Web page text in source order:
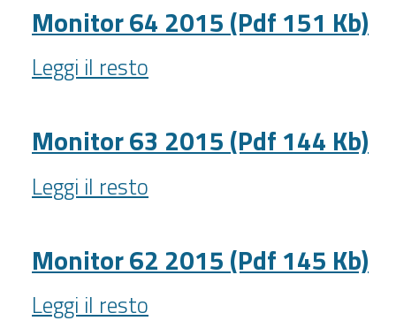
(Pdf
143
Kb)
-
Monitor 64 2015 (Pdf 151 Kb)
Monitor
64
(Pdf
151
Kb)
-
Leggi il resto
Monitor 63 2015 (Pdf 144 Kb)
Monitor
63
(Pdf
144
Kb)
-
Leggi il resto
Monitor 62 2015 (Pdf 145 Kb)
Monitor
62
Leggi il resto